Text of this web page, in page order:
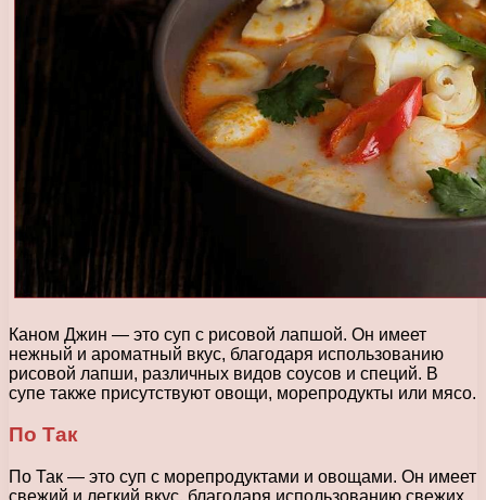
Каном Джин — это суп с рисовой лапшой. Он имеет
нежный и ароматный вкус, благодаря использованию
рисовой лапши, различных видов соусов и специй. В
супе также присутствуют овощи, морепродукты или мясо.
По Так
По Так — это суп с морепродуктами и овощами. Он имеет
свежий и легкий вкус, благодаря использованию свежих